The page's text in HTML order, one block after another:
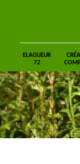
ELAGUEUR
72